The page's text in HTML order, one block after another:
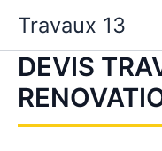
contenu
Travaux 13
DEVIS